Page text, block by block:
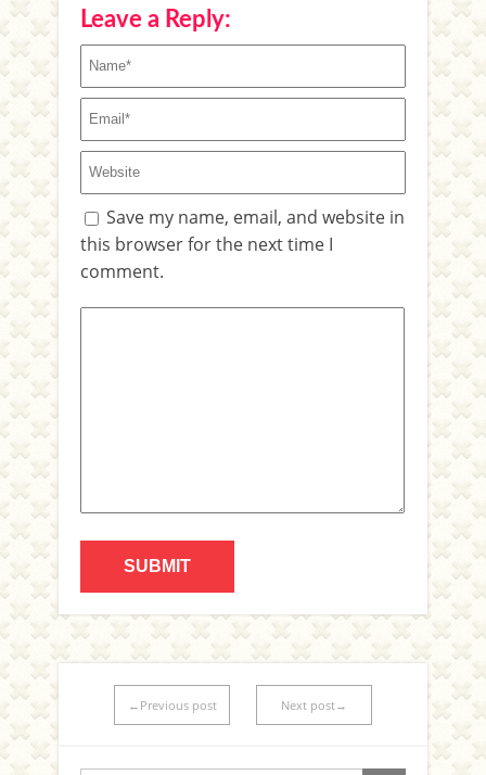
Leave a Reply:
Save my name, email, and website in
this browser for the next time I
comment.
←Previous post Next post→